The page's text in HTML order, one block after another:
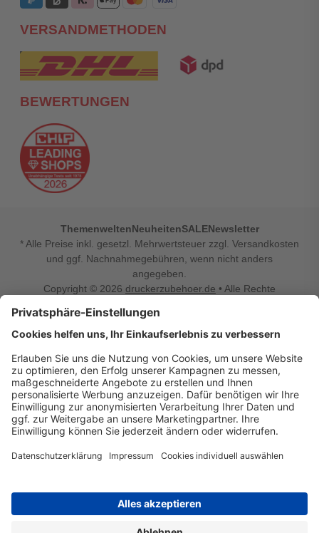
VERSANDMETHODEN
BEWERTUNGEN
ThemenweltenNeuheitenSALENewsletter
* Alle Preise inkl. gesetzl. Mehrwertsteuer zzgl. Versandkosten
und ggf. Nachnahmegebühren, wenn nicht anders
angegeben.
Copyright © 2026 druckerzubehoer.de • Alle Rechte
Vertrag widerrufen
Druckerzubehoer.de – preiswerte Qualität für Ihr Office
Sie sind auf der Suche nach dem passenden Druckerzubehör
oder Zubehör für das Büro, den Computer oder Ihr
Smartphone? Dann sind Sie bei Druckerzubehoer.de genau
richtig! Unser breites Sortiment bietet unter anderem Tinte
und Toner für alle gängigen Druckermodelle – großer sowie
kleiner Hersteller. Zugleich sind wir Ihr Online Fachhandel für
einrichten, die Werkstatt ausstatten oder den Alltag mit
was Ihren Arbeitsplatz noch komfortabler macht, finden Sie
bei uns auch Bastelspaß, Schulbedarf, Beleuchtung,